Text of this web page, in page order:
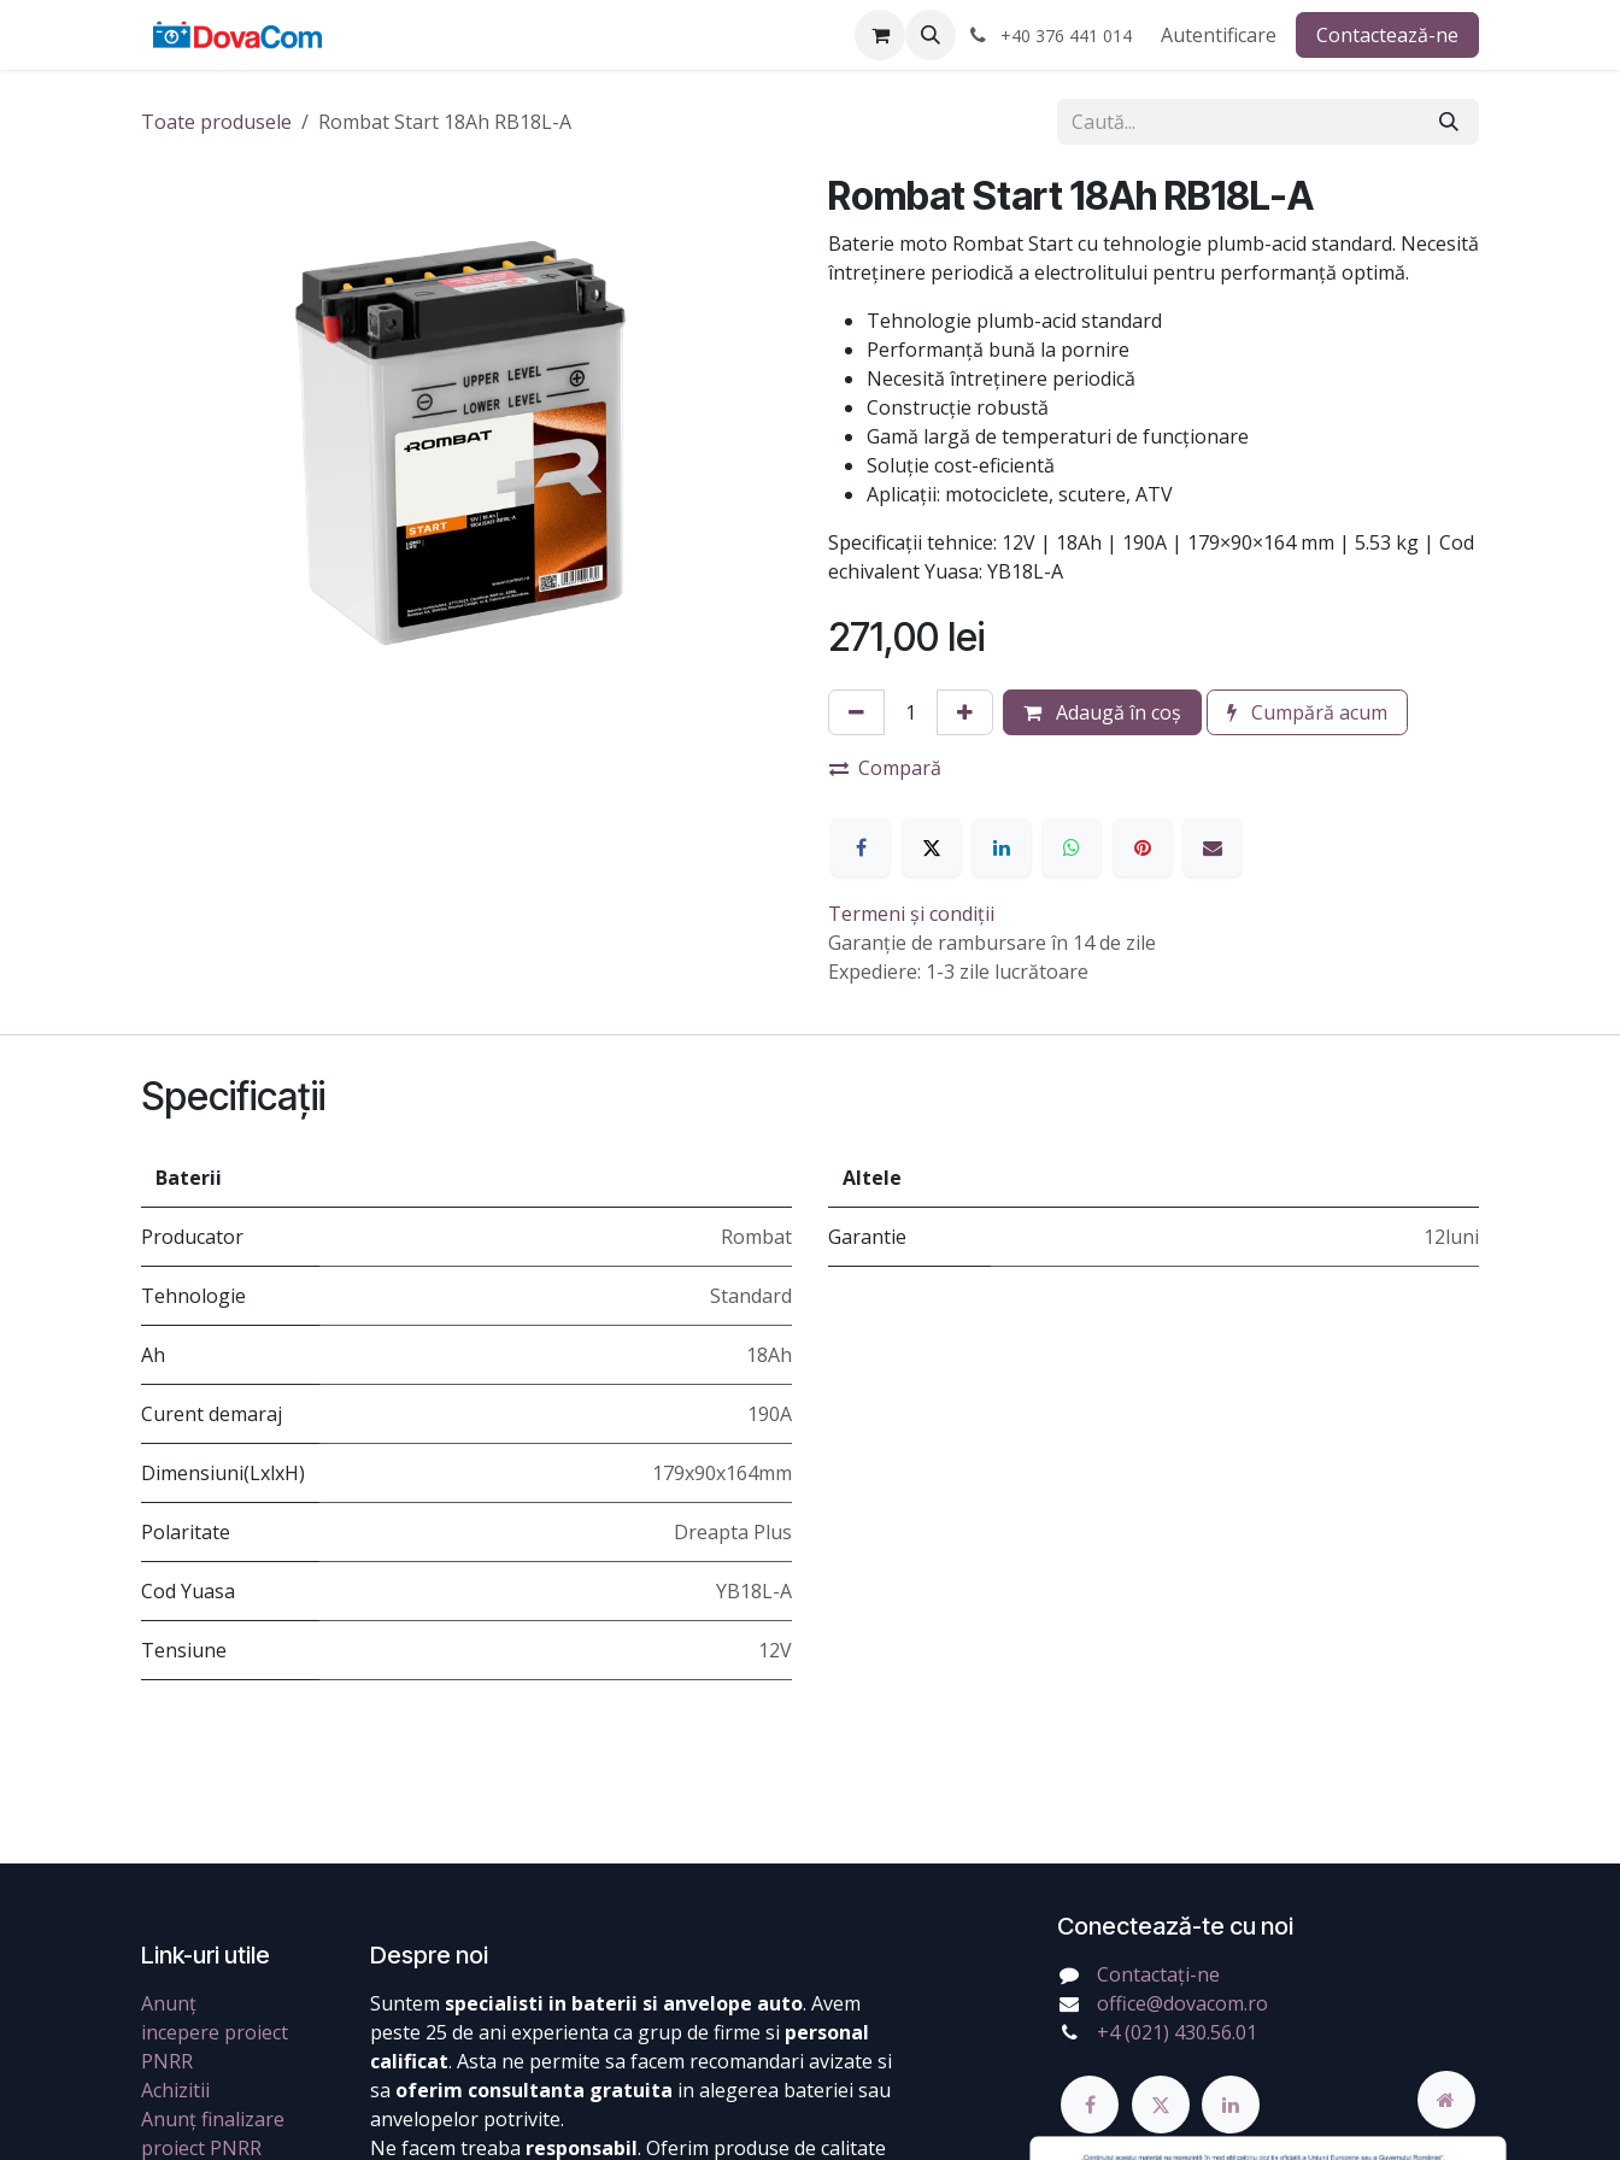
Service-uri montaj +40 376 441 014 Autentificare Contactează-ne
Toate produsele Rombat Start 18Ah RB18L-A
Rombat Start 18Ah RB18L-A
Baterie moto Rombat Start cu tehnologie plumb-acid standard. Necesită
întreținere periodică a electrolitului pentru performanță optimă.
Tehnologie plumb-acid standard
Performanță bună la pornire
Necesită întreținere periodică
Construcție robustă
Gamă largă de temperaturi de funcționare
Soluție cost-eficientă
Aplicații: motociclete, scutere, ATV
Specificații tehnice: 12V | 18Ah | 190A | 179×90×164 mm | 5.53 kg | Cod
echivalent Yuasa: YB18L-A
271,00 lei
Adaugă în coș Cumpără acum
Compară
Termeni și condiții
Garanție de rambursare în 14 de zile
Expediere: 1-3 zile lucrătoare
Specificații
Baterii
Producator Rombat
Tehnologie Standard
Ah 18Ah
Curent demaraj 190A
Dimensiuni(LxlxH) 179x90x164mm
Polaritate Dreapta Plus
Cod Yuasa YB18L-A
Tensiune 12V
Altele
Garantie 12luni
Link-uri utile
Anunț
incepere proiect
PNRR
Achizitii
Anunț finalizare
proiect PNRR
Despre noi
Suntem specialisti in baterii si anvelope auto. Avem
peste 25 de ani experienta ca grup de firme si personal
calificat. Asta ne permite sa facem recomandari avizate si
sa oferim consultanta gratuita in alegerea bateriei sau
anvelopelor potrivite.
Ne facem treaba responsabil. Oferim produse de calitate
Conectează-te cu noi
Contactați-ne
office@dovacom.ro
+4 (021) 430.56.01